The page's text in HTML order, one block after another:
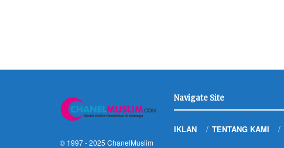
© 1997 - 2025 ChanelMuslim
Navigate Site
IKLAN TENTANG KAMI